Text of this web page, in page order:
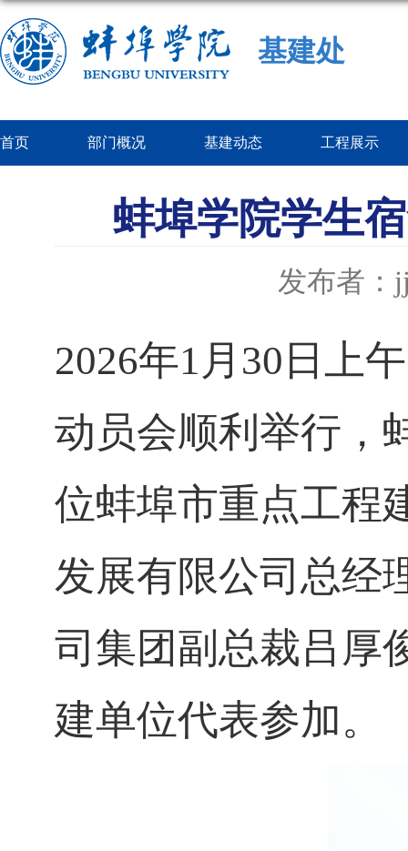
基建处
首页 部门概况 基建动态 工程展示
蚌埠学院学生
发布者：
2026年1月30日上
动员会顺利 举行，
位蚌埠市重点工程
发展有限公司总经
司 集团副总裁吕厚
建单位代表参加。